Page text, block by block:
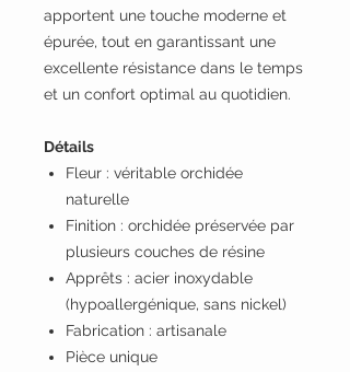
apportent une touche moderne et
épurée, tout en garantissant une
excellente résistance dans le temps
et un confort optimal au quotidien.
Détails
Fleur : véritable orchidée
naturelle
Finition : orchidée préservée par
plusieurs couches de résine
Apprêts : acier inoxydable
(hypoallergénique, sans nickel)
Fabrication : artisanale
Pièce unique